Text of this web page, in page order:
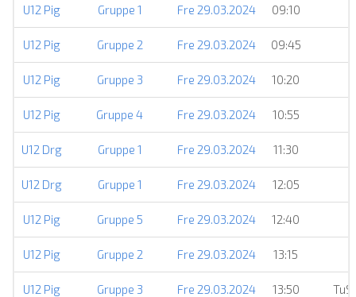
U12 Pig Gruppe 1 Fre 29.03.2024 09:10
U12 Pig Gruppe 2 Fre 29.03.2024 09:45
U12 Pig Gruppe 3 Fre 29.03.2024 10:20
U12 Pig Gruppe 4 Fre 29.03.2024 10:55
U12 Drg Gruppe 1 Fre 29.03.2024 11:30
U12 Drg Gruppe 1 Fre 29.03.2024 12:05
U12 Pig Gruppe 5 Fre 29.03.2024 12:40
U12 Pig Gruppe 2 Fre 29.03.2024 13:15
U12 Pig Gruppe 3 Fre 29.03.2024 13:50